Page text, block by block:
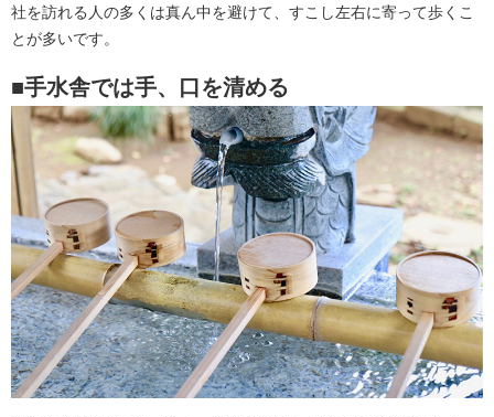
社を訪れる人の多くは真ん中を避けて、すこし左右に寄って歩くこ
とが多いです。
■手水舎では手、口を清める